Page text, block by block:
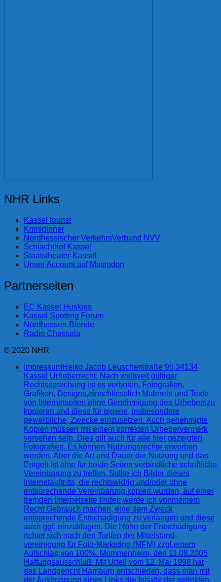
NHR Links
Kassel tourist
Krimidinner
Nordhessischer VerkehrsVerbund NVV
Schlachthof Kassel
Staatstheater-Kassel
Unser Account auf Mastodon
Partnerseiten
EC Kassel Huskies
Kassel Spotting Forum
Nordhessen-Blende
Radio Chassala
© 2020 NHR
ImpressumHeiko Jacob Leuscherstraße 95 34134
Kassel Urheberrecht: Nach weltweit gültiger
Rechtssprechung ist es verboten, Fotografien,
Grafiken, Designs,einschliesslich Malerein und Texte
von Internetseiten ohne Genehmigung des Urheberszu
kopieren und diese für eigene, insbesondere
gewerbliche, Zwecke einzusetzen. Auch genehmigte
Kopien müssen mit einem korrekten Urhebervermerk
versehen sein. Dies gilt auch für alle hier gezeigten
Fotografien. Es können Nutzungsrechte erworben
werden. Aber die Art und Dauer der Nutzung und das
Entgelt ist eine für beide Seiten verbindliche schriftliche
Vereinbarung zu treffen. Sollte ich Bilder dieses
Internetauftritts, die rechtswidrig und/oder ohne
entsprechende Vereinbarung kopiert wurden, auf einer
fremden Internetseite finden,werde ich vonmeinem
Recht Gebrauch machen, eine dem Zweck
entsprechende Entschädigung zu verlangen und diese
auch ggf. einzuklagen. Die Höhe der Entschädigung
richtet sich nach den Tarifen der Mittelstand-
vereinigung für Foto-Marketing (MFM) zzgl.einem
Aufschlag von 100%. Mommenheim, den 11.08.2005
Haftungsausschluß: Mit Urteil vom 12. Mai 1998 hat
das Landgericht Hamburg entschieden, dass man mit
der Ausbringung eines Links die Inhalte der gelinkten